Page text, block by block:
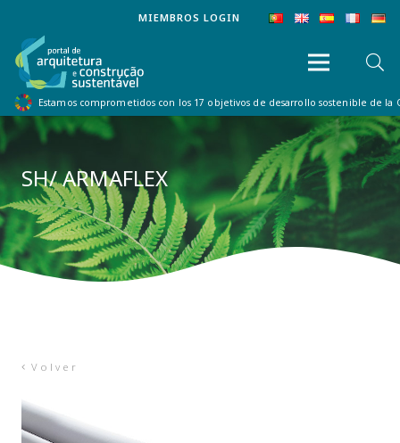
MIEMBROS LOGIN
Estamos comprometidos con los 17 objetivos de desarrollo sostenible de la
SH/ ARMAFLEX
Volver